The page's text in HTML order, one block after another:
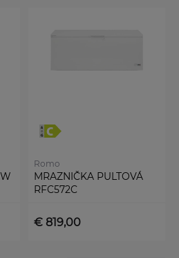
Romo
MRAZNIČKA PULTOVÁ
RFC572C
€ 819,00